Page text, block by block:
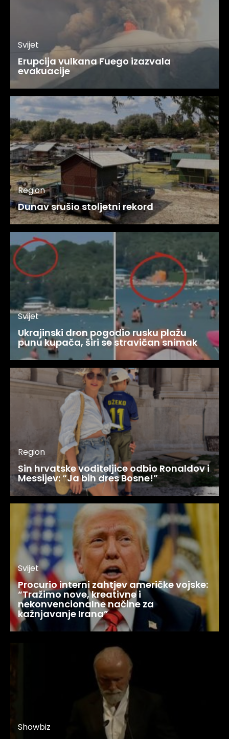
Svijet
Erupcija vulkana Fuego izazvala
evakuacije
Region
Dunav srušio stoljetni rekord
Svijet
Ukrajinski dron pogodio rusku plažu
punu kupača, širi se stravičan snimak
Region
Sin hrvatske voditeljice odbio Ronaldov i
Messijev: “Ja bih dres Bosne!”
Svijet
Procurio interni zahtjev američke vojske:
“Tražimo nove, kreativne i
nekonvencionalne načine za
kažnjavanje Irana”
Showbiz